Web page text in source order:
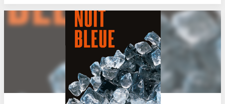
que connaît...